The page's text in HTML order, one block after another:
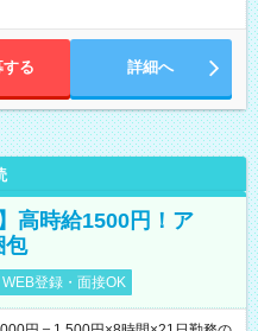
する 詳細へ
高時給1500円！ア
包
WEB登録・面接OK